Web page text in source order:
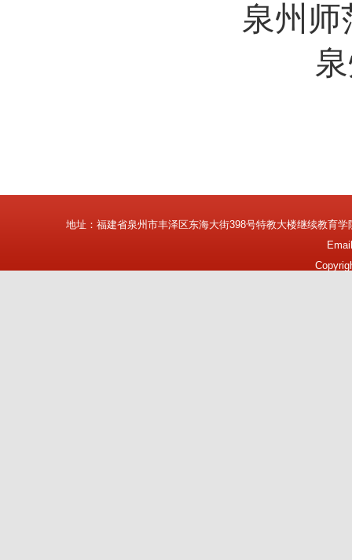
泉州师
地址：福建省泉州市丰泽区东海大街398号特教大楼继续教育学